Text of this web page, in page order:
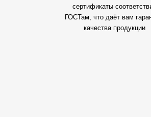
сертификаты
ГОСТам, что даёт вам
качества продукции